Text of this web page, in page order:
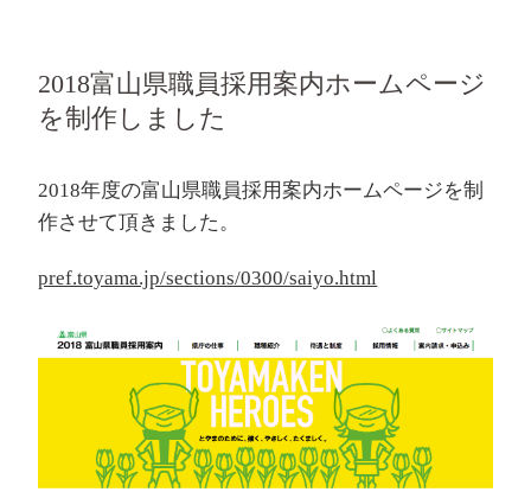
2018富山県職員採用案内ホームページ
を制作しました
2018年度の富山県職員採用案内ホームページを制
作させて頂きました。
pref.toyama.jp/sections/0300/saiyo.html